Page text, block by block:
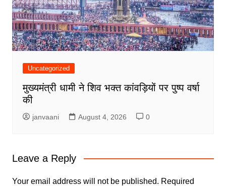
Uncategorized
मुख्यमंत्री धामी ने शिव भक्त कांवड़ियों पर पुष्प वर्षा
की
janvaani August 4, 2026 0
Leave a Reply
Your email address will not be published. Required